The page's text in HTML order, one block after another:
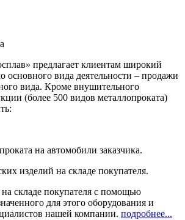
предлагает клиентам широкий
основного вида деятельности – продажи
вида. Кроме внушительного
(более 500 видов металлопроката)
на автомобили заказчика.
изделий на складе покупателя.
на складе покупателя с помощью
для этого оборудования и
нашей компании. подробнее...